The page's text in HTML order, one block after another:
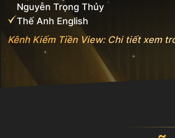
Nguyễn Trọng Thủy
Thế Anh English
Kênh Kiếm Tiền View: Chi tiết xem